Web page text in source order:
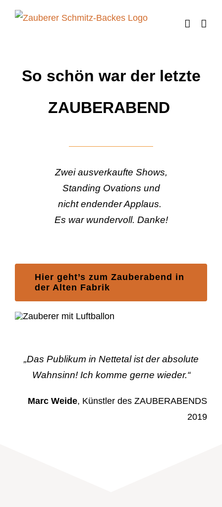
Zum
So schön war der letzte
ZAUBERABEND
Zwei ausverkaufte Shows,
Standing Ovations und
nicht endender Applaus.
Es war wundervoll. Danke!
Hier geht’s zum Zauberabend in
der Alten Fabrik
„Das Publikum in Nettetal ist der absolute
Wahnsinn! Ich komme gerne wieder.“
Marc Weide, Künstler des ZAUBERABENDS
2019